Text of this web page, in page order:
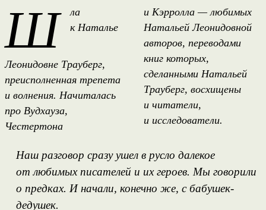
Ш
ла
к Наталье
Леонидовне Трауберг,
преисполненная трепета
и волнения. Начиталась
про Вудхауза,
Честертона
и Кэрролла — любимых
Натальей Леонидовной
авторов, переводами
книг которых,
сделанными Натальей
Трауберг, восхищены
и читатели,
и исследователи.
Наш разговор сразу ушел в русло далекое
от любимых писателей и их героев. Мы говорили
о предках. И начали, конечно же, с бабушек-
дедушек.